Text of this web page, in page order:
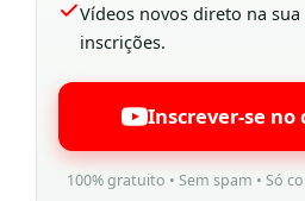
Vídeos novos direto na
inscrições.
Inscrever-se no
100% gratuito • Sem spam • Só